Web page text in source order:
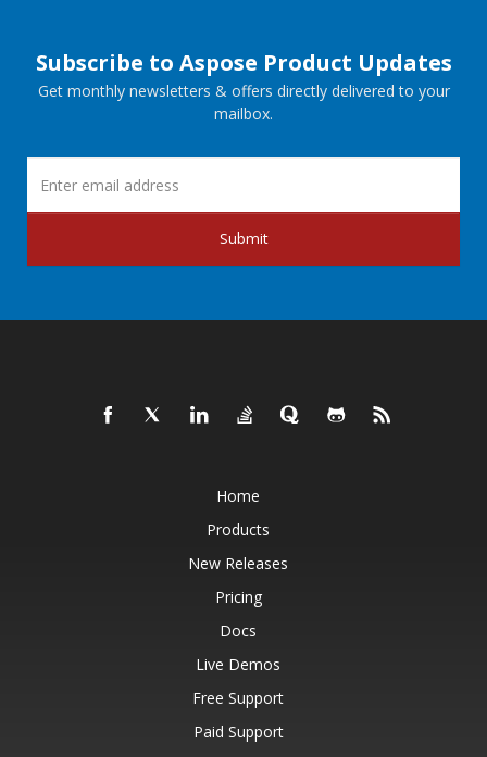
Subscribe to Aspose Product Updates
Get monthly newsletters & offers directly delivered to your
mailbox.
Submit
Home
Products
New Releases
Pricing
Docs
Live Demos
Free Support
Paid Support